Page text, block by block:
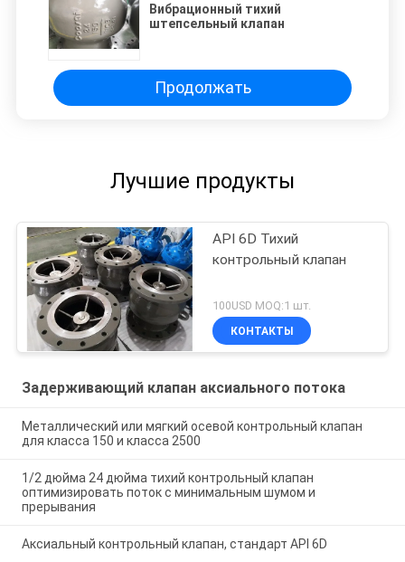
Вибрационный тихий
штепсельный клапан
Продолжать
Лучшие продукты
API 6D Тихий
контрольный клапан
100USD MOQ:1 шт.
КОНТАКТЫ
Задерживающий клапан аксиального потока
Металлический или мягкий осевой контрольный клапан
для класса 150 и класса 2500
1/2 дюйма 24 дюйма тихий контрольный клапан
оптимизировать поток с минимальным шумом и
прерывания
Аксиальный контрольный клапан, стандарт API 6D